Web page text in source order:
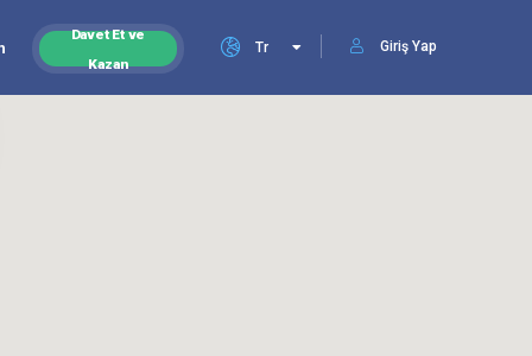
Giriş Yap
Tr
Davet Et ve
Kazan